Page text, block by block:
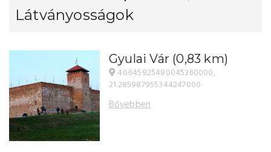
Látványosságok
Gyulai Vár (0,83 km)
46.645925480045360000,
21.285987955344247000
Bővebben